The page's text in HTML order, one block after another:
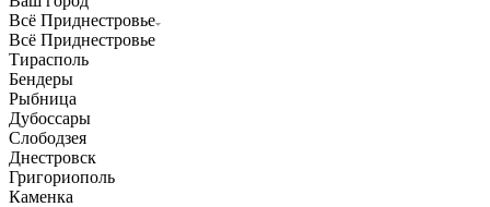
Всё Приднестровье
Всё Приднестровье
Тирасполь
Бендеры
Рыбница
Дубоссары
Слободзея
Днестровск
Григориополь
Каменка